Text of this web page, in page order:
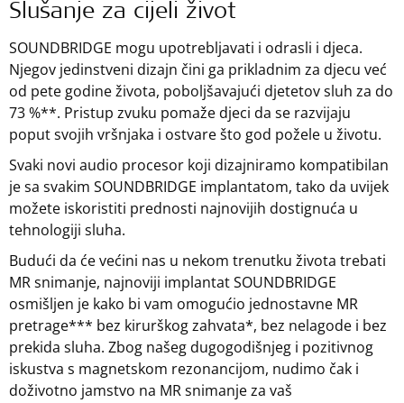
Slušanje za cijeli život
SOUNDBRIDGE mogu upotrebljavati i odrasli i djeca.
Njegov jedinstveni dizajn čini ga prikladnim za djecu već
od pete godine života, poboljšavajući djetetov sluh za do
73 %**. Pristup zvuku pomaže djeci da se razvijaju
poput svojih vršnjaka i ostvare što god požele u životu.
Svaki novi audio procesor koji dizajniramo kompatibilan
je sa svakim SOUNDBRIDGE implantatom, tako da uvijek
možete iskoristiti prednosti najnovijih dostignuća u
tehnologiji sluha.
Budući da će većini nas u nekom trenutku života trebati
MR snimanje, najnoviji implantat SOUNDBRIDGE
osmišljen je kako bi vam omogućio jednostavne MR
pretrage*** bez kirurškog zahvata*, bez nelagode i bez
prekida sluha. Zbog našeg dugogodišnjeg i pozitivnog
iskustva s magnetskom rezonancijom, nudimo čak i
doživotno jamstvo na MR snimanje za vaš